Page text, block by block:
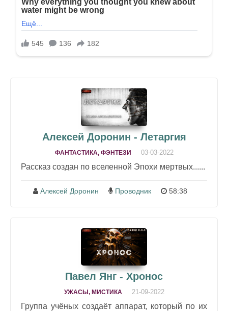
Алексей Доронин - Летаргия
ФАНТАСТИКА, ФЭНТЕЗИ 03-03-2022
Рассказ создан по вселенной Эпохи мертвых......
Алексей Доронин Проводник 58:38
Павел Янг - Хронос
УЖАСЫ, МИСТИКА 21-09-2022
Группа учёных создаёт аппарат, который по их